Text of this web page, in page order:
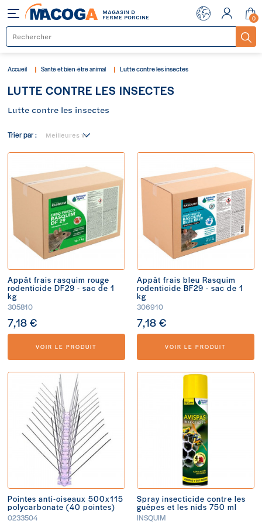
MAGASIN D
FERME PORCINE 0
Menu
Accueil Santé et bien-être animal Lutte contre les insectes
LUTTE CONTRE LES INSECTES
Lutte contre les insectes
Trier par :
Appât frais rasquim rouge
rodenticide DF29 - sac de 1
kg
305810
7,18 €
VOIR LE PRODUIT
Appât frais bleu Rasquim
rodenticide BF29 - sac de 1
kg
306910
7,18 €
VOIR LE PRODUIT
Pointes anti-oiseaux 500x115
polycarbonate (40 pointes)
0233504
Spray insecticide contre les
guêpes et les nids 750 ml
INSQUIM